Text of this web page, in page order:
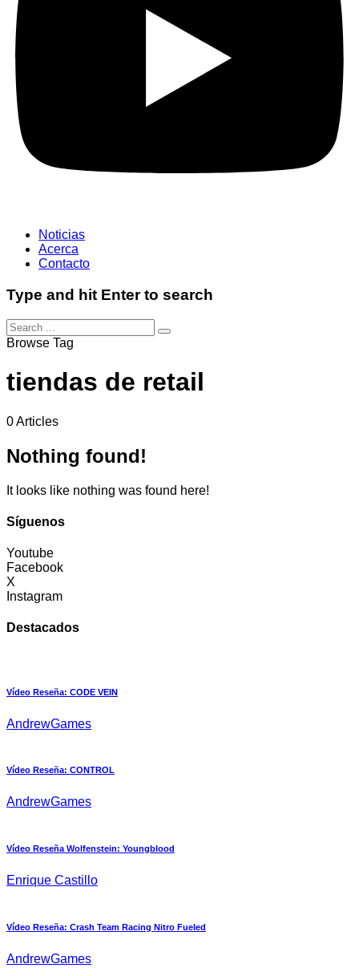
Noticias
Acerca
Contacto
Type and hit Enter to search
Browse Tag
tiendas de retail
0 Articles
Nothing found!
It looks like nothing was found here!
Síguenos
Youtube
Facebook
X
Instagram
Destacados
Vídeo Reseña: CODE VEIN
AndrewGames
Vídeo Reseña: CONTROL
AndrewGames
Vídeo Reseña Wolfenstein: Youngblood
Enrique Castillo
Vídeo Reseña: Crash Team Racing Nitro Fueled
AndrewGames